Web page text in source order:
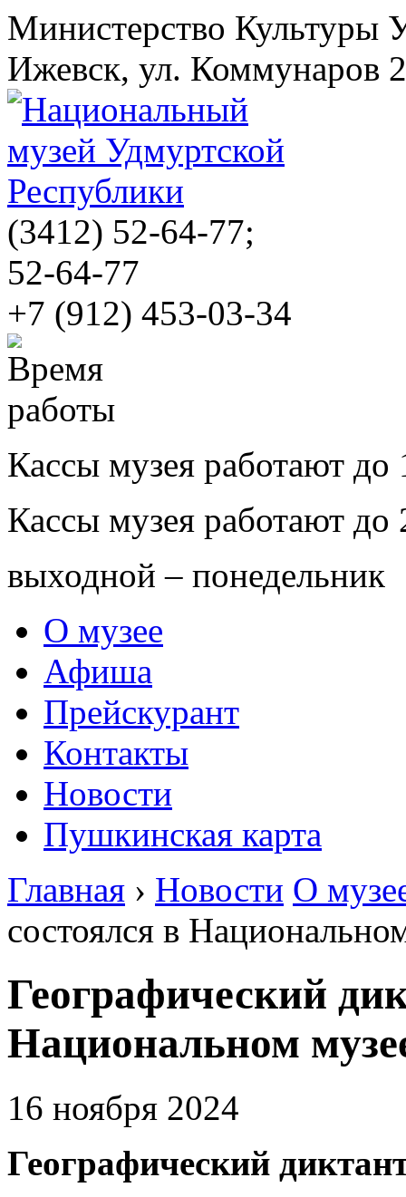
Министерство Культуры
Ижевск, ул. Коммунаров
(3412) 52-64-77;
52-64-77
+7 (912) 453-03-34
Кассы музея работают до
Кассы музея работают
выходной – понедельник
О музее
Афиша
Прейскурант
Контакты
Новости
Пушкинская карта
Главная › Новости О
состоялся в
Географический
Национальном
16 ноября 2024
Географический